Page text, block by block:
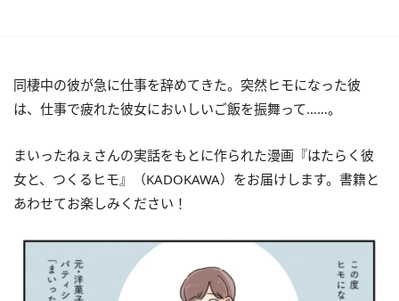
同棲中の彼が急に仕事を辞めてきた。突然ヒモになった彼
は、仕事で疲れた彼女においしいご飯を振舞って……。
まいったねぇさんの実話をもとに作られた漫画『はたらく彼
女と、つくるヒモ』（KADOKAWA）をお届けします。書籍と
あわせてお楽しみください！